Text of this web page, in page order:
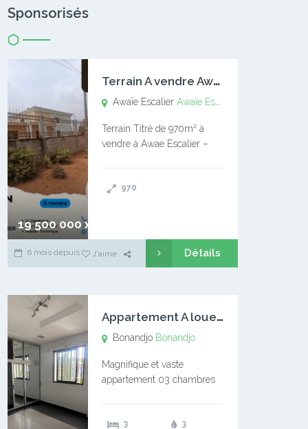
Sponsorisés
19 500 000 xaf
T
errain A vendre Awaïe Escalier
Awaïe EscalierAwaïe Escalier
Terrain Titré de 970m² à
vendre à Awae Escalier –
l’Université Catholique –
970
6 mois depuis J'aime Détails
A
ppartement A louer Bonandjo
Bonandjo Bonandjo
Magnifique et vaste
appartement 03 chambres
douches 01 vaste salon 01
3
3